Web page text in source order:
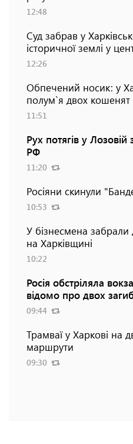
12:48
Суд забрав у
історичної землі у
12:26
Обпечений носик: у
полум`я двох кошенят
11:51
Рух потягів у
РФ
11:20
Росіяни скинули
10:53
У бізнесмена забрали
на Харківщині
10:22
Росія обстріляла
відомо про двох
09:44
Трамваї у Харкові на
маршрути
09:30